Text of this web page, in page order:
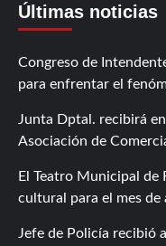
Últimas noticias
Congreso de
para enfrentar el
Junta Dptal. recibirá
Asociación de
El Teatro Municipal de
cultural para el mes de
Jefe de Policía recibió